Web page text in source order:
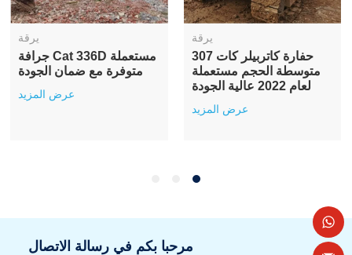
يرقة
جرافة Cat 336D مستعملة
متوفرة مع ضمان الجودة
عرض المزيد
يرقة
حفارة كاتربيلر كات 307
متوسطة الحجم مستعملة
لعام 2022 عالية الجودة
عرض المزيد
مرحبا بكم في رسالة الاتصال